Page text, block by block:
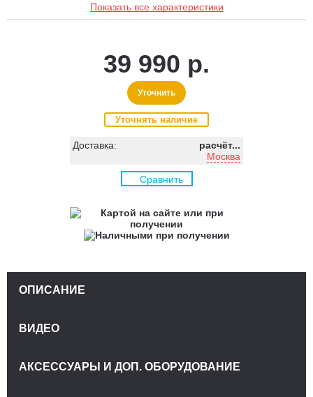
Показать все характеристики
39 990 р.
Уточнить
Уточнять наличие
Доставка:
расчёт...
Москва
Сравнить
ОПИСАНИЕ
ВИДЕО
АКСЕССУАРЫ И ДОП. ОБОРУДОВАНИЕ